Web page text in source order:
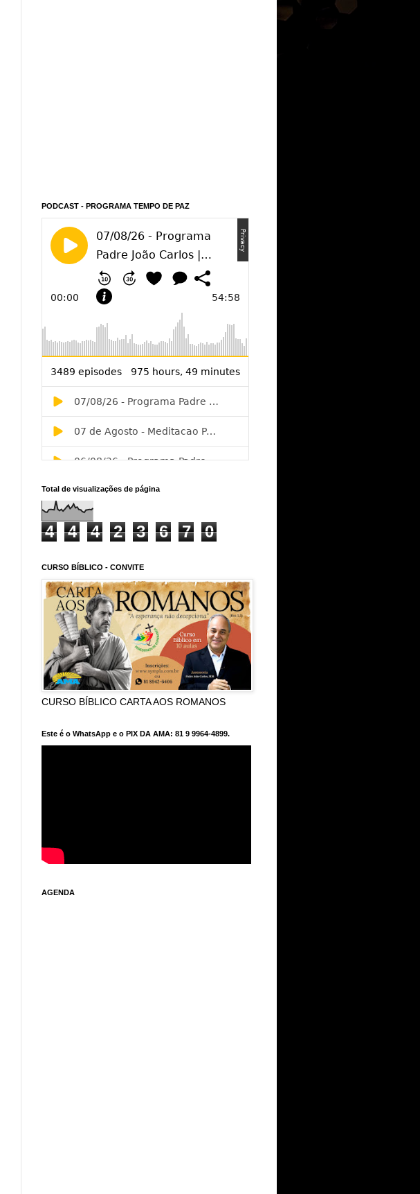
PODCAST - PROGRAMA TEMPO DE PAZ
Total de visualizações de página
4 4 4 2 3 6 7 0
CURSO BÍBLICO - CONVITE
CURSO BÍBLICO CARTA AOS ROMANOS
Este é o WhatsApp e o PIX DA AMA: 81 9 9964-4899.
AGENDA